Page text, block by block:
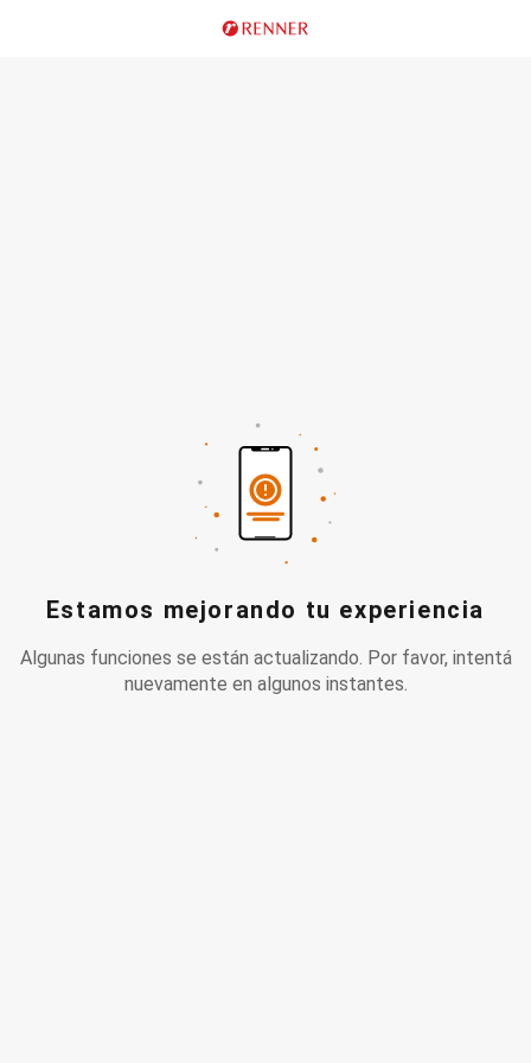
Estamos mejorando tu experiencia
Algunas funciones se están actualizando. Por favor, intentá
nuevamente en algunos instantes.